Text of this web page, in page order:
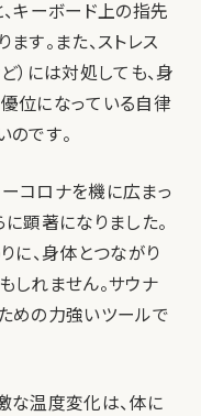
、キーボード上の指先
す。また、ストレス
）には対処しても、身
位になっている自律
のです。
コロナを機に広まっ
顕著になりました。
に、身体とつながり
しれません。サウナ
めの力強いツールで
な温度変化は、体に